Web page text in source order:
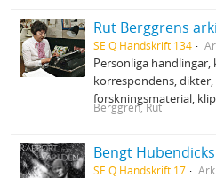
Rut Berggrens
SE Q Handskrift 134
Personliga handlingar,
korrespondens,
forskningsmaterial,
Berggren, Rut
Bengt
SE Q Handskrift 17